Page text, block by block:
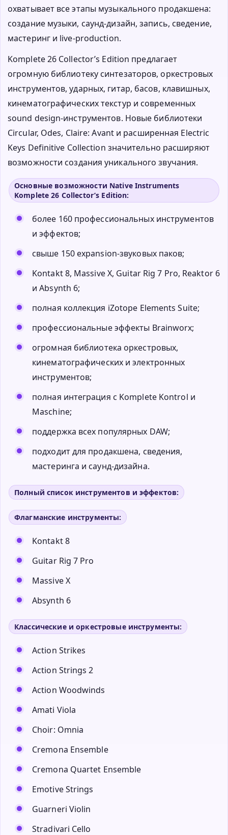
охватывает все этапы музыкального продакшена:
создание музыки, саунд-дизайн, запись, сведение,
мастеринг и live-production.
Komplete 26 Collector’s Edition предлагает
огромную библиотеку синтезаторов, оркестровых
инструментов, ударных, гитар, басов, клавишных,
кинематографических текстур и современных
sound design-инструментов. Новые библиотеки
Circular, Odes, Claire: Avant и расширенная Electric
Keys Definitive Collection значительно расширяют
возможности создания уникального звучания.
Основные возможности Native Instruments
Komplete 26 Collector’s Edition:
более 160 профессиональных инструментов
и эффектов;
свыше 150 expansion-звуковых паков;
Kontakt 8, Massive X, Guitar Rig 7 Pro, Reaktor 6
и Absynth 6;
полная коллекция iZotope Elements Suite;
профессиональные эффекты Brainworx;
огромная библиотека оркестровых,
кинематографических и электронных
инструментов;
полная интеграция с Komplete Kontrol и
Maschine;
поддержка всех популярных DAW;
подходит для продакшена, сведения,
мастеринга и саунд-дизайна.
Полный список инструментов и эффектов:
Флагманские инструменты:
Kontakt 8
Guitar Rig 7 Pro
Massive X
Absynth 6
Классические и оркестровые инструменты:
Action Strikes
Action Strings 2
Action Woodwinds
Amati Viola
Choir: Omnia
Cremona Ensemble
Cremona Quartet Ensemble
Emotive Strings
Guarneri Violin
Stradivari Cello